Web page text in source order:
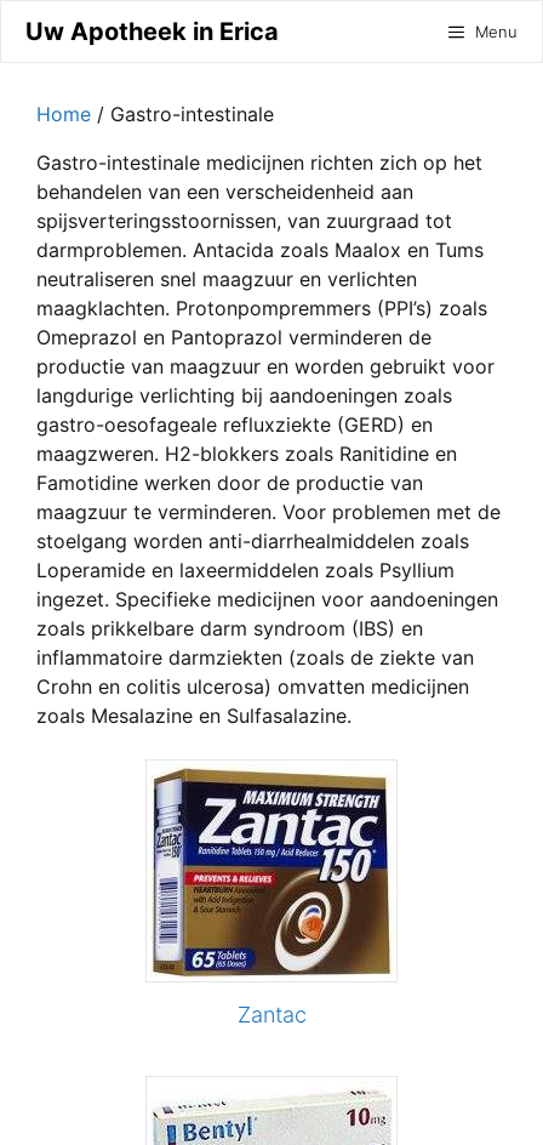
naar
inhoud
Uw Apotheek in Erica Menu
Home / Gastro-intestinale
Gastro-intestinale medicijnen richten zich op het
behandelen van een verscheidenheid aan
spijsverteringsstoornissen, van zuurgraad tot
darmproblemen. Antacida zoals Maalox en Tums
neutraliseren snel maagzuur en verlichten
maagklachten. Protonpompremmers (PPI’s) zoals
Omeprazol en Pantoprazol verminderen de
productie van maagzuur en worden gebruikt voor
langdurige verlichting bij aandoeningen zoals
gastro-oesofageale refluxziekte (GERD) en
maagzweren. H2-blokkers zoals Ranitidine en
Famotidine werken door de productie van
maagzuur te verminderen. Voor problemen met de
stoelgang worden anti-diarrhealmiddelen zoals
Loperamide en laxeermiddelen zoals Psyllium
ingezet. Specifieke medicijnen voor aandoeningen
zoals prikkelbare darm syndroom (IBS) en
inflammatoire darmziekten (zoals de ziekte van
Crohn en colitis ulcerosa) omvatten medicijnen
zoals Mesalazine en Sulfasalazine.
Zantac